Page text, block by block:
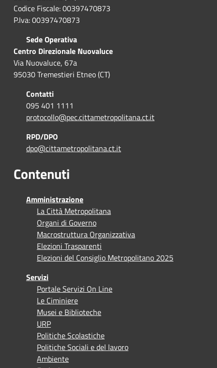
Codice Fiscale: 00397470873
P.Iva: 00397470873
Sede Operativa
Centro Direzionale Nuovaluce
Via Nuovaluce, 67a
95030 Tremestieri Etneo (CT)
Contatti
095 401 1111
protocollo@pec.cittametropolitana.ct.it
RPD/DPO
dpo@cittametropolitana.ct.it
Contenuti
Amministrazione
La Città Metropolitana
Organi di Governo
Macrostruttura Organizzativa
Elezioni Trasparenti
Elezioni del Consiglio Metropolitano 2025
Servizi
Portale Servizi On Line
Le Ciminiere
Musei e Biblioteche
URP
Politiche Scolastiche
Politiche Sociali e del lavoro
Ambiente